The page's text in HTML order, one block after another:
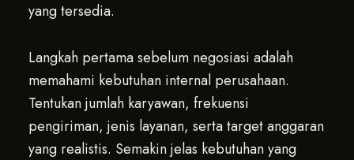
yang tersedia.
Langkah pertama sebelum negosiasi adalah
memahami kebutuhan internal perusahaan.
Tentukan jumlah karyawan, frekuensi
pengiriman, jenis layanan, serta target anggaran
yang realistis. Semakin jelas kebutuhan yang